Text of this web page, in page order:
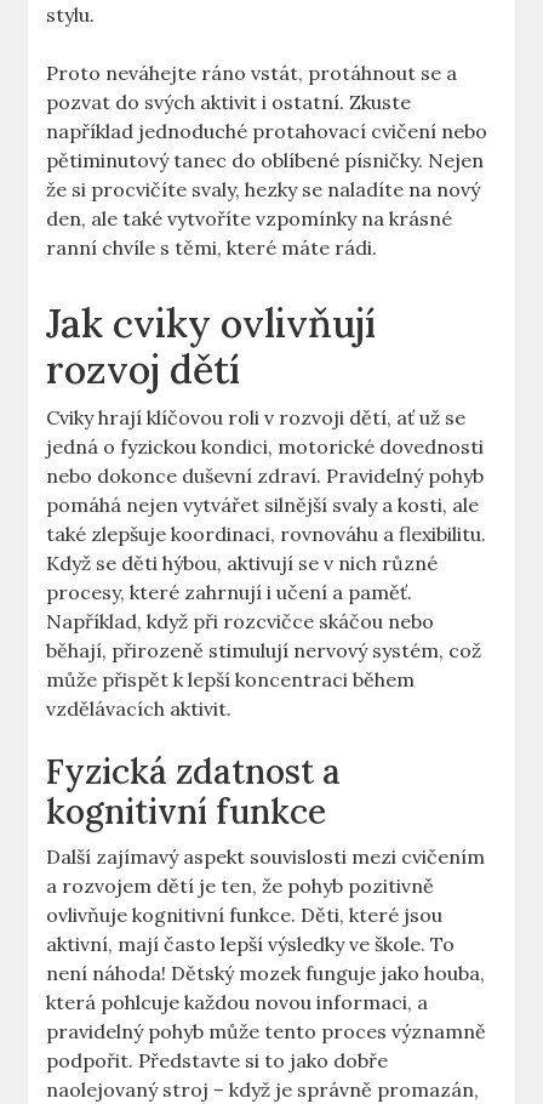
stylu.
Proto neváhejte ráno vstát, protáhnout se a
pozvat do svých aktivit i ostatní. Zkuste
například jednoduché protahovací cvičení nebo
pětiminutový tanec do oblíbené písničky. Nejen
že si procvičíte svaly, hezky se naladíte na nový
den, ale také vytvoříte vzpomínky na krásné
ranní chvíle s těmi, které máte rádi.
Jak cviky ovlivňují
rozvoj dětí
Cviky hrají klíčovou roli v rozvoji dětí, ať už se
jedná o fyzickou kondici, motorické dovednosti
nebo dokonce duševní zdraví. Pravidelný pohyb
pomáhá nejen vytvářet silnější svaly a kosti, ale
také zlepšuje koordinaci, rovnováhu a flexibilitu.
Když se děti hýbou, aktivují se v nich různé
procesy, které zahrnují i učení a paměť.
Například, když při rozcvičce skáčou nebo
běhají, přirozeně stimulují nervový systém, což
může přispět k lepší koncentraci během
vzdělávacích aktivit.
Fyzická zdatnost a
kognitivní funkce
Další zajímavý aspekt souvislosti mezi cvičením
a rozvojem dětí je ten, že pohyb pozitivně
ovlivňuje kognitivní funkce. Děti, které jsou
aktivní, mají často lepší výsledky ve škole. To
není náhoda! Dětský mozek funguje jako houba,
která pohlcuje každou novou informaci, a
pravidelný pohyb může tento proces významně
podpořit. Představte si to jako dobře
naolejovaný stroj – když je správně promazán,